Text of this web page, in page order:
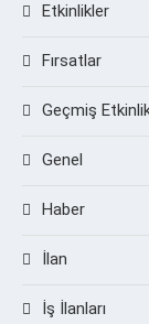
Etkinlikler
Fırsatlar
Geçmiş
Genel
Haber
İlan
İş İlanları